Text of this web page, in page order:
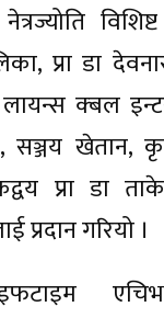
प्रा डा
लायन्स क्बल
सञ्जय खेतान,
प्रा डा
गरियो ।